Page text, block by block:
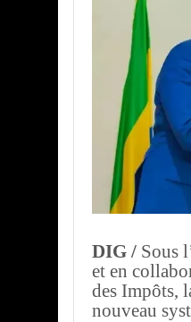
DIG / Sous
et en
des Impôts,
nouveau